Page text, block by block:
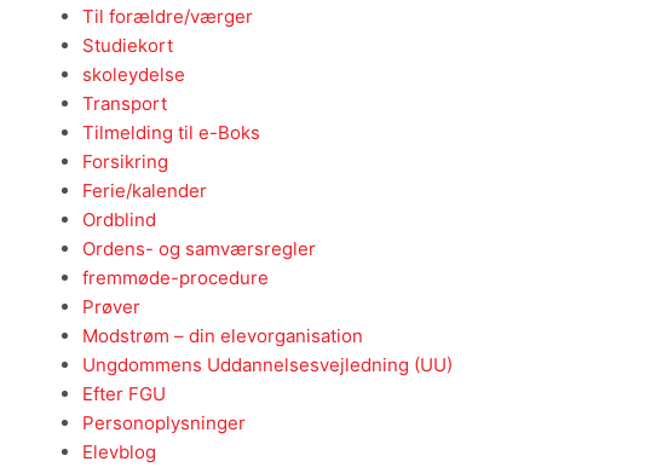
Til forældre/værger
Studiekort
skoleydelse
Transport
Tilmelding til e-Boks
Forsikring
Ferie/kalender
Ordblind
Ordens- og samværsregler
fremmøde-procedure
Prøver
Modstrøm – din elevorganisation
Ungdommens Uddannelsesvejledning (UU)
Efter FGU
Personoplysninger
Elevblog